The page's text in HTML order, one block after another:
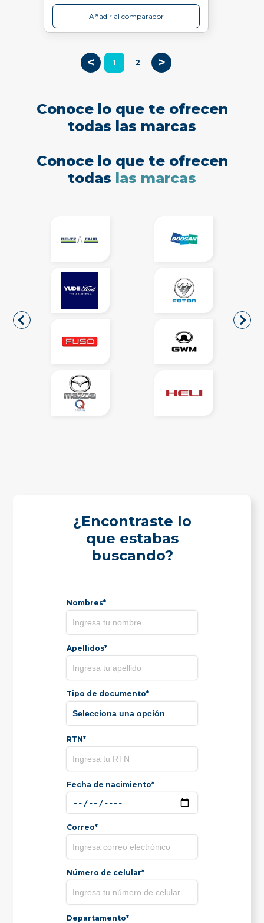
Añadir al comparador
< 1 2 >
Conoce lo que te ofrecen
todas las marcas
Conoce lo que te ofrecen
todas las marcas
¿Encontraste lo
que estabas
buscando?
Nombres*
Apellidos*
Tipo de documento*
RTN*
Fecha de nacimiento*
Correo*
Número de celular*
Departamento*